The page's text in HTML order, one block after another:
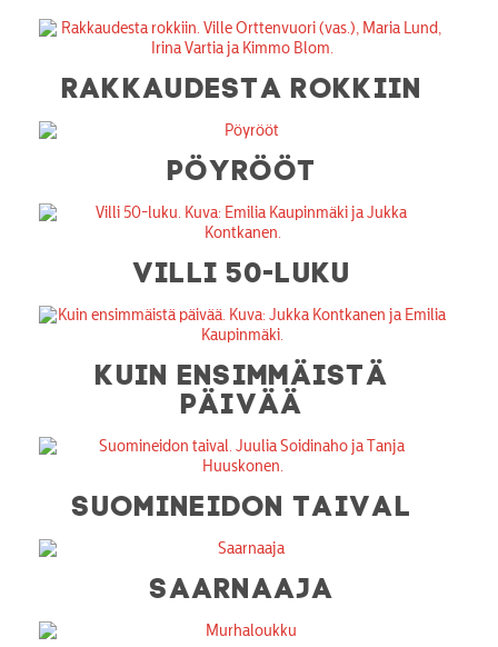
RAKKAUDESTA ROKKIIN
PÖYRÖÖT
VILLI 50-LUKU
KUIN ENSIMMÄISTÄ
PÄIVÄÄ
SUOMINEIDON TAIVAL
SAARNAAJA